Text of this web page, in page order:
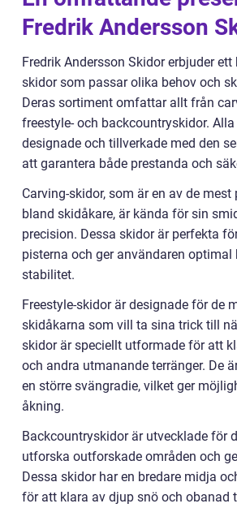
Fredrik Andersson
Fredrik Andersson Skidor erbjuder
skidor som passar olika behov och
Deras sortiment omfattar allt från
freestyle- och backcountryskidor.
designade och tillverkade med den
att garantera både prestanda och
Carving-skidor, som är en av de
bland skidåkare, är kända för sin
precision. Dessa skidor är perfekta
pisterna och ger användaren optimal
stabilitet.
Freestyle-skidor är designade för de
skidåkarna som vill ta sina trick till
skidor är speciellt utformade för att
och andra utmanande terränger. De
en större svängradie, vilket ger
åkning.
Backcountryskidor är utvecklade för
utforska outforskade områden och
Dessa skidor har en bredare midja
för att klara av djup snö och obanad